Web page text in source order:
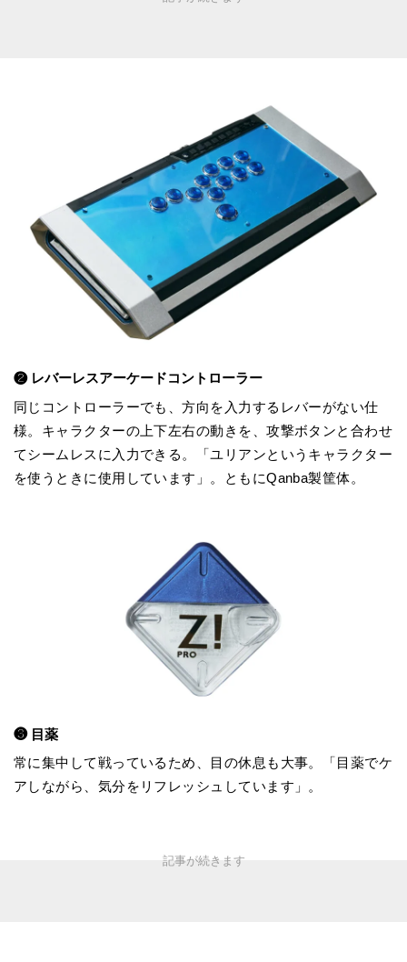
❷ レバーレスアーケードコントローラー
同じコントローラーでも、方向を入力するレバーがない仕
様。キャラクターの上下左右の動きを、攻撃ボタンと合わせ
てシームレスに入力できる。「ユリアンというキャラクター
を使うときに使用しています」。ともにQanba製筐体。
❸ 目薬
常に集中して戦っているため、目の休息も大事。「目薬でケ
アしながら、気分をリフレッシュしています」。